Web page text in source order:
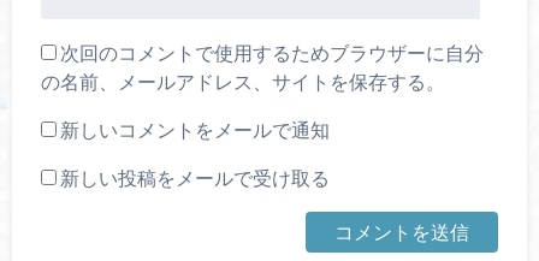
次回のコメントで使用するためブラウザーに自分
の名前、メールアドレス、サイトを保存する。
新しいコメントをメールで通知
新しい投稿をメールで受け取る